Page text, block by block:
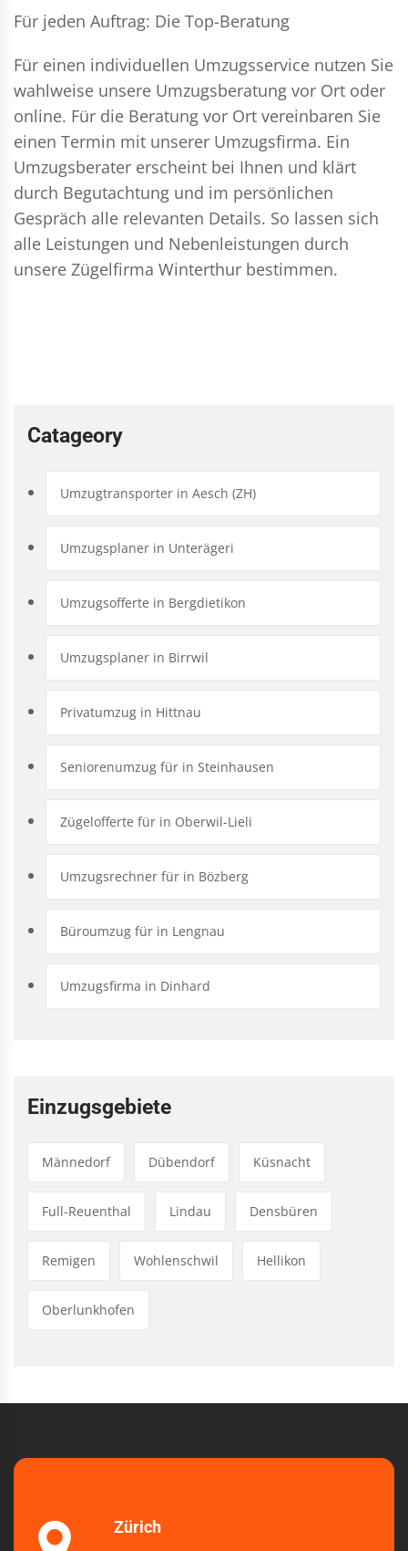
Für jeden Auftrag: Die Top-Beratung
Für einen individuellen Umzugsservice nutzen Sie
wahlweise unsere Umzugsberatung vor Ort oder
online. Für die Beratung vor Ort vereinbaren Sie
einen Termin mit unserer Umzugsfirma. Ein
Umzugsberater erscheint bei Ihnen und klärt
durch Begutachtung und im persönlichen
Gespräch alle relevanten Details. So lassen sich
alle Leistungen und Nebenleistungen durch
unsere Zügelfirma Winterthur bestimmen.
Catageory
Umzugtransporter in Aesch (ZH)
Umzugsplaner in Unterägeri
Umzugsofferte in Bergdietikon
Umzugsplaner in Birrwil
Privatumzug in Hittnau
Seniorenumzug für in Steinhausen
Zügelofferte für in Oberwil-Lieli
Umzugsrechner für in Bözberg
Büroumzug für in Lengnau
Umzugsfirma in Dinhard
Einzugsgebiete
Männedorf Dübendorf Küsnacht
Full-Reuenthal Lindau Densbüren
Remigen Wohlenschwil Hellikon
Oberlunkhofen
Zürich